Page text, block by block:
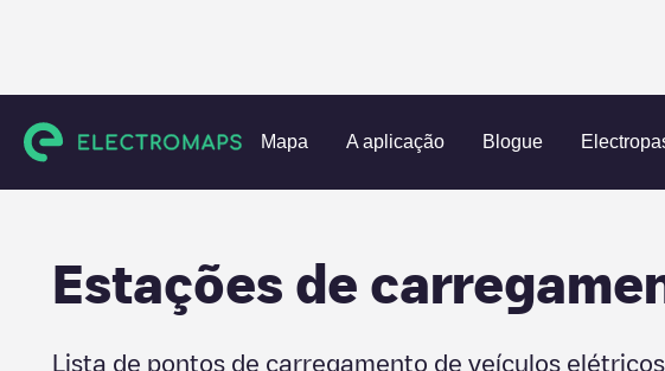
Mapa A aplicação Blogue
Charging stations Países Baixos Meierijstad Gemeente Sint-Oedenrode
Estações de
Lista de pontos de carregamento de veículos